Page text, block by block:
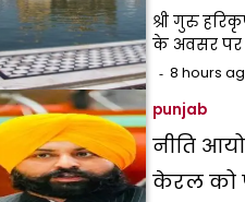
श्री गुरु
के अवसर पर
8 hours
punjab
नीति
केरल को